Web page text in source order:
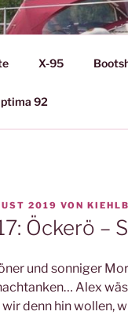
X-95
92
2019 VON
Öckerö –
und sonniger
Alex
denn hin wollen,